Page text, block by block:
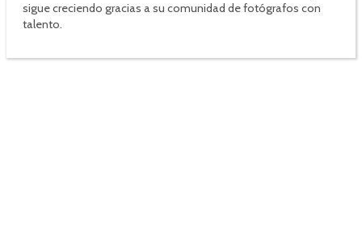
sigue creciendo gracias a su comunidad de fotógrafos con
talento.